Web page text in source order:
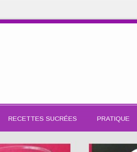
RECETTES SUCRÉES PRATIQUE